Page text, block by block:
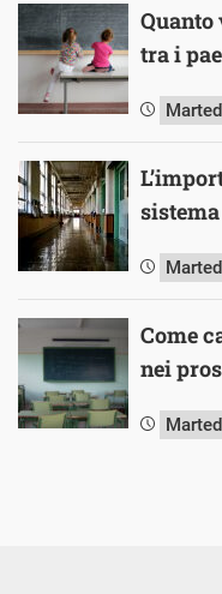
tra i
Come
nei